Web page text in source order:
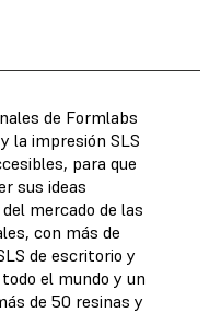
de Formlabs
la impresión SLS
para que
sus ideas
mercado de las
con más de
de escritorio y
el mundo y un
de 50 resinas y